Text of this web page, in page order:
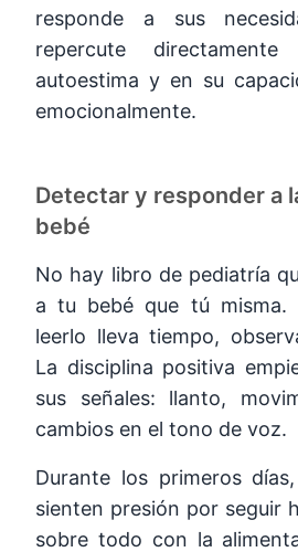
responde a sus
repercute
autoestima y en su
emocionalmente.
Detectar y responder a
bebé
No hay libro de pediatría
a tu bebé que tú misma.
leerlo lleva tiempo,
La disciplina positiva
sus señales: llanto,
cambios en el tono de voz.
Durante los primeros
sienten presión por seguir
sobre todo con la